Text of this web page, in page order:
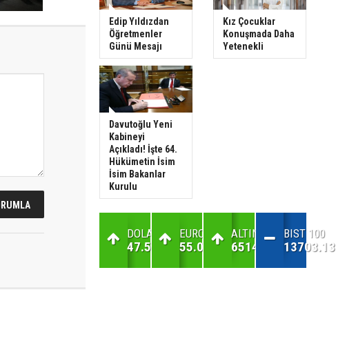
Edip Yıldızdan
Öğretmenler
Günü Mesajı
Kız Çocuklar
Konuşmada Daha
Yetenekli
Davutoğlu Yeni
Kabineyi
Açıkladı! İşte 64.
Hükümetin İsim
İsim Bakanlar
Kurulu
DOLAR
47.59
EURO
55.01
ALTIN
6514.27
BIST 100
13703.13